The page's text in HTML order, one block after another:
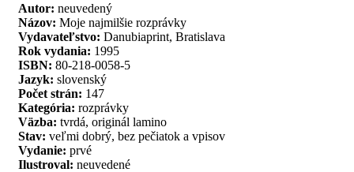
Autor: neuvedený
Názov: Moje najmilšie rozprávky
Vydavateľstvo: Danubiaprint, Bratislava
Rok vydania: 1995
ISBN: 80-218-0058-5
Jazyk: slovenský
Počet strán: 147
Kategória: rozprávky
Väzba: tvrdá, originál lamino
Stav: veľmi dobrý, bez pečiatok a vpisov
Vydanie: prvé
Ilustroval: neuvedené